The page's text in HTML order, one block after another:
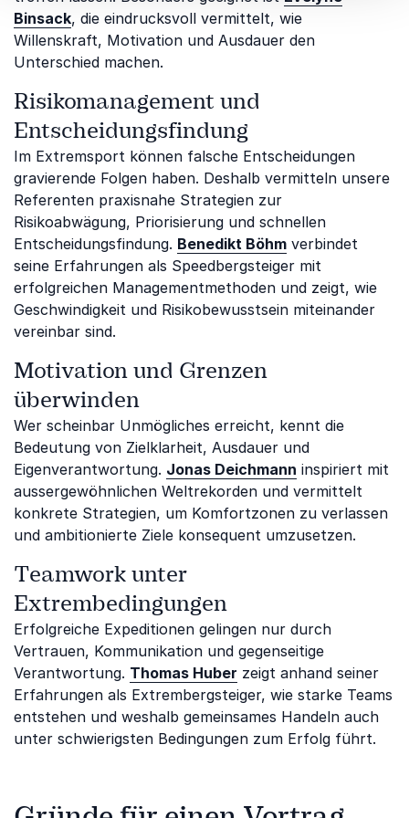
Binsack, die eindrucksvoll vermittelt, wie
Willenskraft, Motivation und Ausdauer den
Unterschied machen.
Risikomanagement und
Entscheidungsfindung
Im Extremsport können falsche Entscheidungen
gravierende Folgen haben. Deshalb vermitteln unsere
Referenten praxisnahe Strategien zur
Risikoabwägung, Priorisierung und schnellen
Entscheidungsfindung. Benedikt Böhm verbindet
seine Erfahrungen als Speedbergsteiger mit
erfolgreichen Managementmethoden und zeigt, wie
Geschwindigkeit und Risikobewusstsein miteinander
vereinbar sind.
Motivation und Grenzen
überwinden
Wer scheinbar Unmögliches erreicht, kennt die
Bedeutung von Zielklarheit, Ausdauer und
Eigenverantwortung. Jonas Deichmann inspiriert mit
aussergewöhnlichen Weltrekorden und vermittelt
konkrete Strategien, um Komfortzonen zu verlassen
und ambitionierte Ziele konsequent umzusetzen.
Teamwork unter
Extrembedingungen
Erfolgreiche Expeditionen gelingen nur durch
Vertrauen, Kommunikation und gegenseitige
Verantwortung. Thomas Huber zeigt anhand seiner
Erfahrungen als Extrembergsteiger, wie starke Teams
entstehen und weshalb gemeinsames Handeln auch
unter schwierigsten Bedingungen zum Erfolg führt.